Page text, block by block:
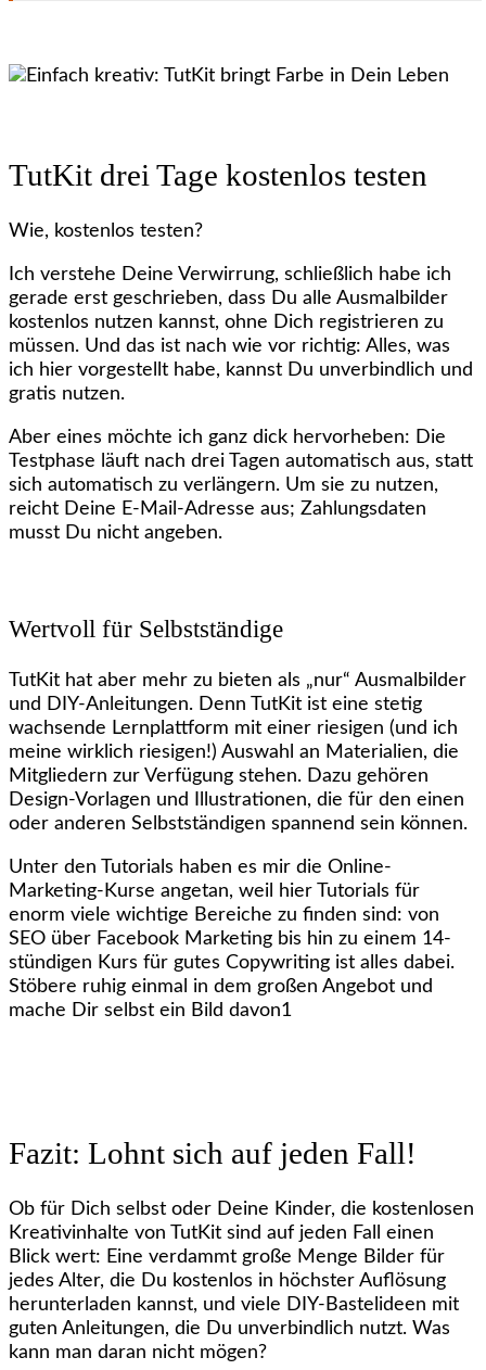
TutKit drei Tage kostenlos testen
Wie, kostenlos testen?
Ich verstehe Deine Verwirrung, schließlich habe ich
gerade erst geschrieben, dass Du alle Ausmalbilder
kostenlos nutzen kannst, ohne Dich registrieren zu
müssen. Und das ist nach wie vor richtig: Alles, was
ich hier vorgestellt habe, kannst Du unverbindlich und
gratis nutzen.
Aber eines möchte ich ganz dick hervorheben: Die
Testphase läuft nach drei Tagen automatisch aus, statt
sich automatisch zu verlängern. Um sie zu nutzen,
reicht Deine E-Mail-Adresse aus; Zahlungsdaten
musst Du nicht angeben.
Wertvoll für Selbstständige
TutKit hat aber mehr zu bieten als „nur“ Ausmalbilder
und DIY-Anleitungen. Denn TutKit ist eine stetig
wachsende Lernplattform mit einer riesigen (und ich
meine wirklich riesigen!) Auswahl an Materialien, die
Mitgliedern zur Verfügung stehen. Dazu gehören
Design-Vorlagen und Illustrationen, die für den einen
oder anderen Selbstständigen spannend sein können.
Unter den Tutorials haben es mir die Online-
Marketing-Kurse angetan, weil hier Tutorials für
enorm viele wichtige Bereiche zu finden sind: von
SEO über Facebook Marketing bis hin zu einem 14-
stündigen Kurs für gutes Copywriting ist alles dabei.
Stöbere ruhig einmal in dem großen Angebot und
mache Dir selbst ein Bild davon1
Fazit: Lohnt sich auf jeden Fall!
Ob für Dich selbst oder Deine Kinder, die kostenlosen
Kreativinhalte von TutKit sind auf jeden Fall einen
Blick wert: Eine verdammt große Menge Bilder für
jedes Alter, die Du kostenlos in höchster Auflösung
herunterladen kannst, und viele DIY-Bastelideen mit
guten Anleitungen, die Du unverbindlich nutzt. Was
kann man daran nicht mögen?